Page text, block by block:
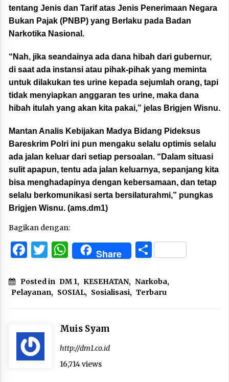
tentang Jenis dan Tarif atas Jenis Penerimaan Negara
Bukan Pajak (PNBP) yang Berlaku pada Badan
Narkotika Nasional.
“Nah, jika seandainya ada dana hibah dari gubernur,
di saat ada instansi atau pihak-pihak yang meminta
untuk dilakukan tes urine kepada sejumlah orang, tapi
tidak menyiapkan anggaran tes urine, maka dana
hibah itulah yang akan kita pakai,” jelas Brigjen Wisnu.
Mantan Analis Kebijakan Madya Bidang Pideksus
Bareskrim Polri ini pun mengaku selalu optimis selalu
ada jalan keluar dari setiap persoalan. “Dalam situasi
sulit apapun, tentu ada jalan keluarnya, sepanjang kita
bisa menghadapinya dengan kebersamaan, dan tetap
selalu berkomunikasi serta bersilaturahmi,” pungkas
Brigjen Wisnu. (ams.dm1)
Bagikan dengan:
Facebook
Twitter
WhatsApp
Share Share
Posted in DM 1, KESEHATAN, Narkoba,
Pelayanan, SOSIAL, Sosialisasi, Terbaru
Muis Syam
http://dm1.co.id
16,714 views